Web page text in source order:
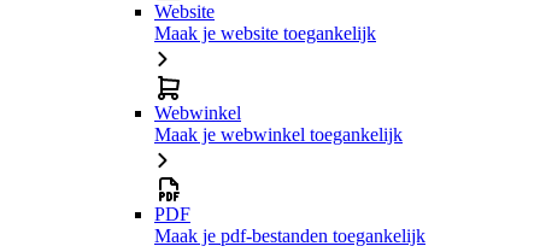
Website
Maak je website toegankelijk
Webwinkel
Maak je webwinkel toegankelijk
PDF
Maak je pdf-bestanden toegankelijk